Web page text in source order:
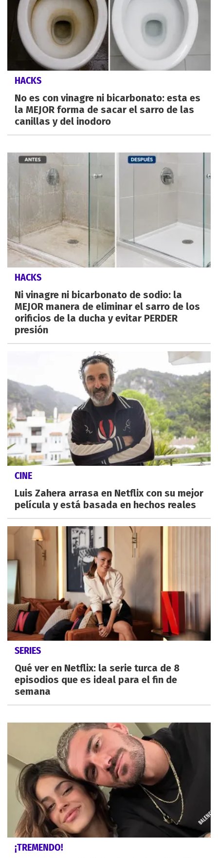
HACKS
No es con vinagre ni bicarbonato: esta es
la MEJOR forma de sacar el sarro de las
canillas y del inodoro
HACKS
Ni vinagre ni bicarbonato de sodio: la
MEJOR manera de eliminar el sarro de los
orificios de la ducha y evitar PERDER
presión
CINE
Luis Zahera arrasa en Netflix con su mejor
película y está basada en hechos reales
SERIES
Qué ver en Netflix: la serie turca de 8
episodios que es ideal para el fin de
semana
¡TREMENDO!